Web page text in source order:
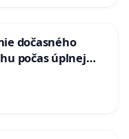
dočasného
počas úplnej